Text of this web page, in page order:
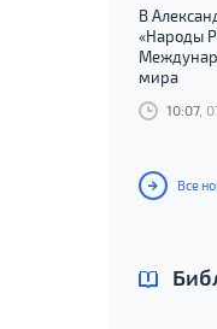
В
«Народы
мира
10:07,
Все